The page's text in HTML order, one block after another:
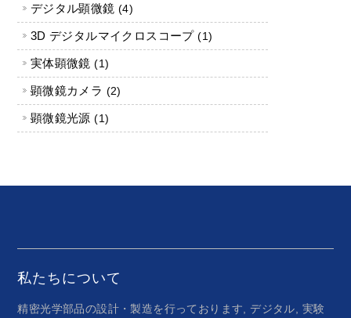
デジタル顕微鏡 44 製品
3D デジタルマイクロスコープ 11 製品
実体顕微鏡 11 製品
顕微鏡カメラ 22 製品
顕微鏡光源 11 製品
私たちについて
精密光学部品の設計・製造を行っております, デジタル, 実験